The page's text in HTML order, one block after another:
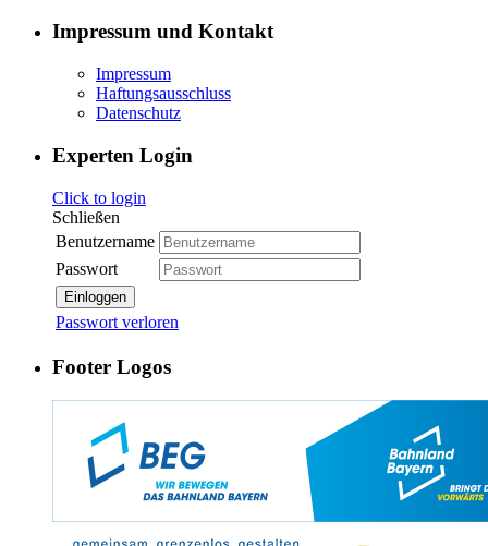
Impressum und Kontakt
Impressum
Haftungsausschluss
Datenschutz
Experten Login
Click to login
Schließen
Benutzername
Passwort
Einloggen
Passwort verloren
Footer Logos